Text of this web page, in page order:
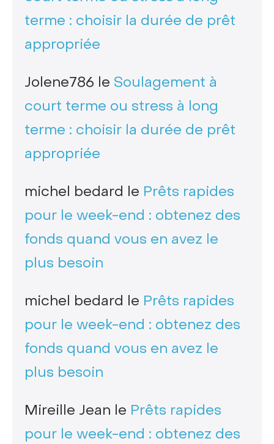
terme : choisir la durée de prêt
appropriée
Jolene786 le Soulagement à
court terme ou stress à long
terme : choisir la durée de prêt
appropriée
michel bedard le Prêts rapides
pour le week-end : obtenez des
fonds quand vous en avez le
plus besoin
michel bedard le Prêts rapides
pour le week-end : obtenez des
fonds quand vous en avez le
plus besoin
Mireille Jean le Prêts rapides
pour le week-end : obtenez des